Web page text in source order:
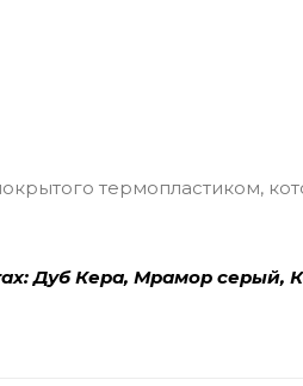
термопластиком,
Дуб Кера, Мрамор серый,